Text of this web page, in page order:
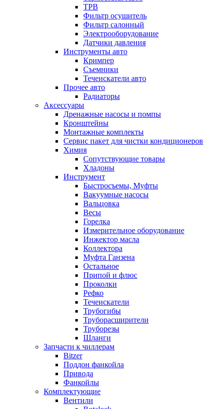
ТРВ
Фильтр осушитель
Фильтр салонный
Электрооборудование
Датчики давления
Инструменты авто
Кримпер
Съемники
Течеискатели авто
Прочее авто
Радиаторы
Аксессуары
Дренажные насосы и помпы
Кронштейны
Монтажные комплекты
Сервис пакет для чистки кондиционеров
Химия
Сопутствующие товары
Хладоны
Инструмент
Быстросъемы, Муфты
Вакуумные насосы
Вальцовка
Весы
Горелка
Измерительное оборудование
Инжектор масла
Коллектора
Муфта Ганзена
Остальное
Припой и флюс
Проколки
Рефко
Течеискатели
Трубогибы
Труборасширители
Труборезы
Шланги
Запчасти к чиллерам
Bitzer
Поддон фанкойла
Привода
Фанкойлы
Комплектующие
Вентили